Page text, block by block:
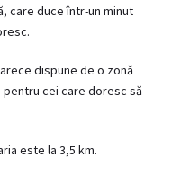
care duce într-un minut
dispune de o zonă
cei care doresc să
este la 3,5 km.